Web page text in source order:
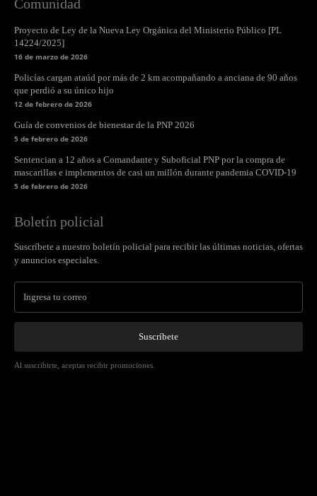
Comunidad
Proyecto de Ley de la Nueva Ley Orgánica del Ministerio Público [PL
14224/2025]
16 de marzo de 2026
Policías cargan ataúd por más de 2 km acompañando a anciana de 90 años
que perdió a su único hijo
12 de febrero de 2026
Guía de convenios de bienestar de la PNP 2026
5 de febrero de 2026
Sentencian a 12 años a Comandante y Suboficial PNP por la compra de
mascarillas e implementos de casi un millón durante pandemia COVID-19
5 de febrero de 2026
Boletín policial
Suscríbete a nuestro boletín policial para recibir las últimas noticias, ofertas
y anuncios especiales.
Suscríbete
Al suscribirte, aceptas recibir promociones.